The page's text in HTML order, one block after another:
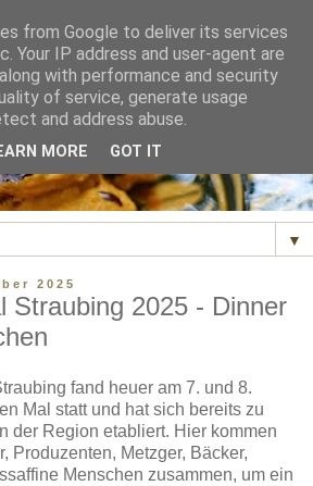
▼
2025
Straubing 2025 - Dinner
fand heuer am 7. und 8.
Mal statt und hat sich bereits zu
der Region etabliert. Hier kommen
Produzenten, Metzger, Bäcker,
Menschen zusammen, um ein
from Google to deliver its services
Your IP address and user-agent are
with performance and security
of service, generate usage
and address abuse.
MORE GOT IT